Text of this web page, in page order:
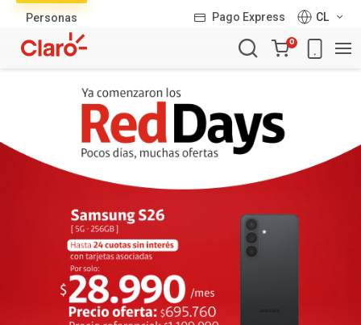
Personas Pago Express
CL
Carro
de
0
productos